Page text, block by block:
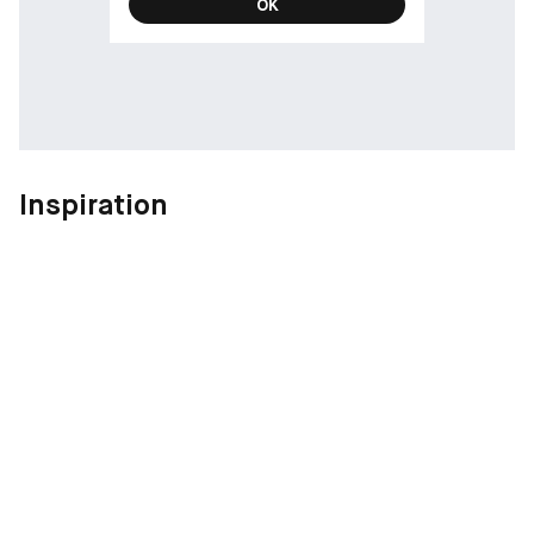
OK
Inspiration